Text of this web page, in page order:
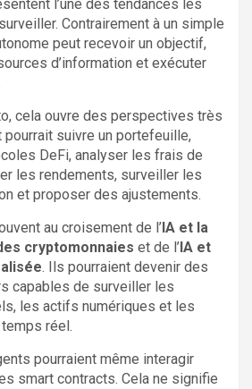
l’une des tendances les
Contrairement à un simple
peut recevoir un objectif,
d’information et exécuter
cela ouvre des perspectives très
pourrait suivre un portefeuille,
DeFi, analyser les frais de
les rendements, surveiller les
et proposer des ajustements.
au croisement de l’ IA et la
cryptomonnaies et de l’ IA et
. Ils pourraient devenir des
capables de surveiller les
les actifs numériques et les
réel.
pourraient même interagir
smart contracts. Cela ne signifie